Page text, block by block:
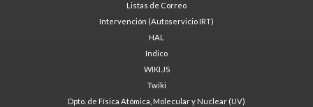
Listas de Correo
Intervención (Autoservicio IRT)
HAL
Indico
WIKI.JS
Twiki
Dpto. de Física Atómica, Molecular y Nuclear (UV)